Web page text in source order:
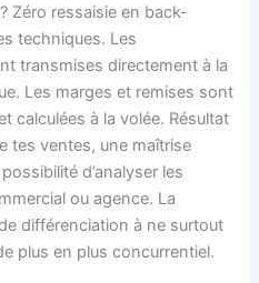
Zéro ressaisie en back-
techniques. Les
transmises directement à la
Les marges et remises sont
calculées à la volée. Résultat
tes ventes, une maîtrise
d’analyser les
ou agence. La
différenciation à ne surtout
plus en plus concurrentiel.